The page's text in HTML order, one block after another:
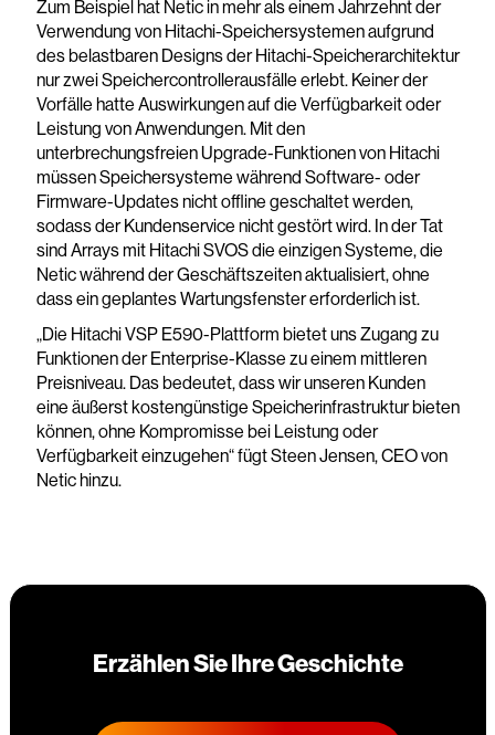
Zum Beispiel hat Netic in mehr als einem Jahrzehnt der
Verwendung von Hitachi-Speichersystemen aufgrund
des belastbaren Designs der Hitachi-Speicherarchitektur
nur zwei Speichercontrollerausfälle erlebt. Keiner der
Vorfälle hatte Auswirkungen auf die Verfügbarkeit oder
Leistung von Anwendungen. Mit den
unterbrechungsfreien Upgrade-Funktionen von Hitachi
müssen Speichersysteme während Software- oder
Firmware-Updates nicht offline geschaltet werden,
sodass der Kundenservice nicht gestört wird. In der Tat
sind Arrays mit Hitachi SVOS die einzigen Systeme, die
Netic während der Geschäftszeiten aktualisiert, ohne
dass ein geplantes Wartungsfenster erforderlich ist.
„Die Hitachi VSP E590-Plattform bietet uns Zugang zu
Funktionen der Enterprise-Klasse zu einem mittleren
Preisniveau. Das bedeutet, dass wir unseren Kunden
eine äußerst kostengünstige Speicherinfrastruktur bieten
können, ohne Kompromisse bei Leistung oder
Verfügbarkeit einzugehen“ fügt Steen Jensen, CEO von
Netic hinzu.
Erzählen Sie Ihre Geschichte